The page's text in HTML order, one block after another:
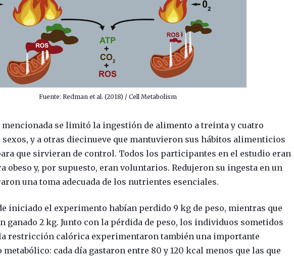
Fuente: Redman et al. (2018) / Cell Metabolism
se limitó la ingestión de alimento a treinta y cuatro
sexos, y a otras diecinueve que mantuvieron sus hábitos alimenticios
que sirvieran de control. Todos los participantes en el estudio eran
obeso y, por supuesto, eran voluntarios. Redujeron su ingesta en un
una toma adecuada de los nutrientes esenciales.
iniciado el experimento habían perdido 9 kg de peso, mientras que
ganado 2 kg. Junto con la pérdida de peso, los individuos sometidos
restricción calórica experimentaron también una importante
cada día gastaron entre 80 y 120 kcal menos que las que